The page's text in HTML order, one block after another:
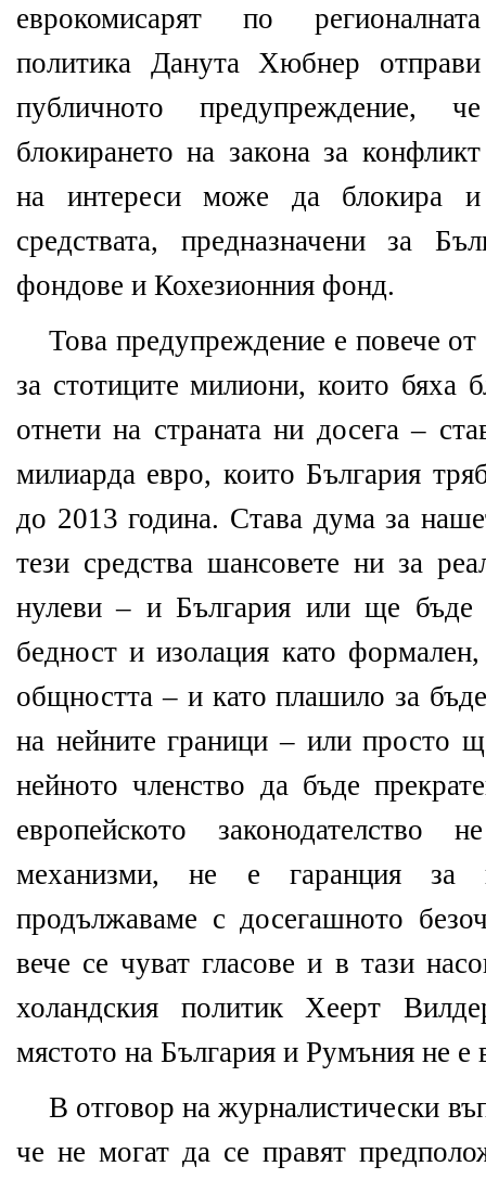
еврокомисарят по регионалната
политика Данута Хюбнер отправи
публичното предупреждение, че
блокирането на закона за конфликт
на интереси може да блокира и
средствата, предназначени за
фондове и Кохезионния фонд.
Това предупреждение е повече
за стотиците милиони, които бяха
отнети на страната ни досега –
милиарда евро, които България
до 2013 година. Става дума за
тези средства шансовете ни за
нулеви – и България или ще бъде
бедност и изолация като
общността – и като плашило за
на нейните граници – или просто
нейното членство да бъде
европейското законодателство
механизми, не е гаранция за
продължаваме с досегашното
вече се чуват гласове и в тази
холандския политик Хеерт
мястото на България и Румъния не е
В отговор на журналистически
че не могат да се правят